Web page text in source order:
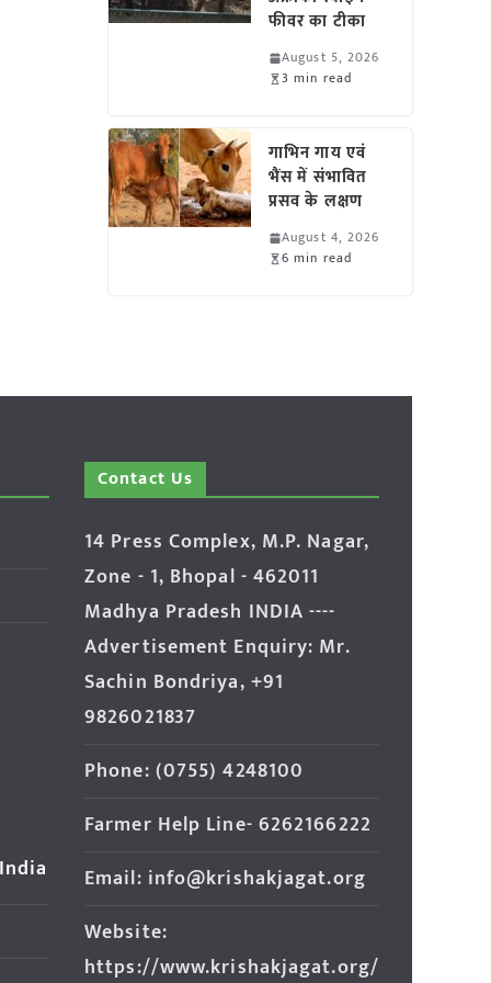
फीवर का टीका
August 5, 2026
3 min read
गाभिन गाय एवं
भैंस में संभावित
प्रसव के लक्षण
August 4, 2026
6 min read
Contact Us
14 Press Complex, M.P. Nagar,
Zone - 1, Bhopal - 462011
Madhya Pradesh INDIA ----
Advertisement Enquiry: Mr.
Sachin Bondriya, +91
9826021837
Phone: (0755) 4248100
Farmer Help Line- 6262166222
Email: info@krishakjagat.org
Website:
https://www.krishakjagat.org/